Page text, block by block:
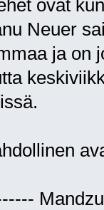
ovat
Neuer
ja on